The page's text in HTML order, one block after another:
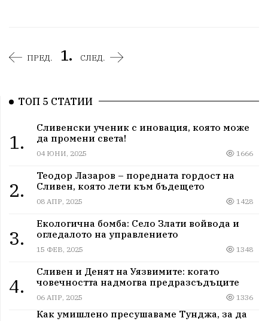
ПРЕД. 1. СЛЕД.
ТОП 5 СТАТИИ
1.
Сливенски ученик с иновация, която може
да промени света!
04 ЮНИ, 2025 1666
2.
Теодор Лазаров – поредната гордост на
Сливен, която лети към бъдещето
08 АПР, 2025 1428
3.
Екологична бомба: Село Злати войвода и
огледалото на управлението
15 ФЕВ, 2025 1348
4.
Сливен и Денят на Уязвимите: когато
човечността надмогва предразсъдъците
06 АПР, 2025 1336
Как умишлено пресушаваме Тунджа, за да